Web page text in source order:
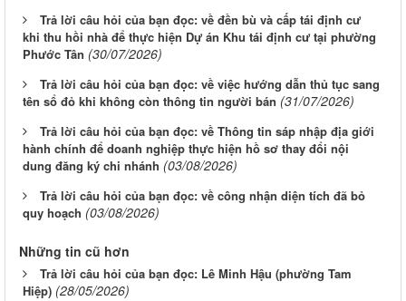
Trả lời câu hỏi của bạn đọc: về đền bù và cấp tái định cư
khi thu hồi nhà để thực hiện Dự án Khu tái định cư tại phường
Phước Tân (30/07/2026)
Trả lời câu hỏi của bạn đọc: về việc hướng dẫn thủ tục sang
tên sổ đỏ khi không còn thông tin người bán (31/07/2026)
Trả lời câu hỏi của bạn đọc: về Thông tin sáp nhập địa giới
hành chính để doanh nghiệp thực hiện hồ sơ thay đổi nội
dung đăng ký chi nhánh (03/08/2026)
Trả lời câu hỏi của bạn đọc: về công nhận diện tích đã bỏ
quy hoạch (03/08/2026)
Những tin cũ hơn
Trả lời câu hỏi của bạn đọc: Lê Minh Hậu (phường Tam
Hiệp) (28/05/2026)